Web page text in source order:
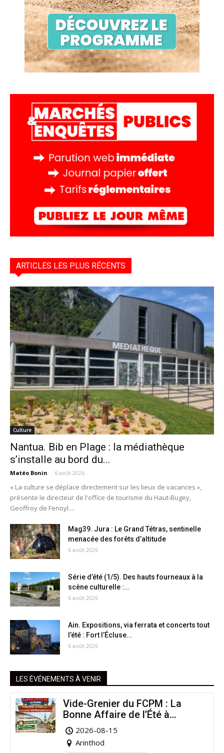
ARTICLES LES PLUS RÉCENTS
Culture
Nantua. Bib en Plage : la médiathèque
s’installe au bord du...
Matéo Bonin - 6 août 2026
« La culture se déplace directement sur les lieux de vacances »,
présente le directeur de l'office de tourisme du Haut-Bugey,
Geoffroy de Fenoyl....
Mag39. Jura : Le Grand Tétras, sentinelle
menacée des forêts d’altitude
6 août 2026
Série d’été (1/5). Des hauts fourneaux à la
scène culturelle :...
6 août 2026
Ain. Expositions, via ferrata et concerts tout
l’été : Fort l’Écluse...
6 août 2026
LES ÉVÉNEMENTS À VENIR
Vide-Grenier du FCPM : La
Bonne Affaire de l’Été à
Arinthod !
2026-08-15
Arinthod